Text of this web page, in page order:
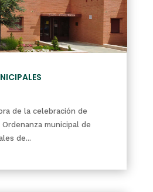
de la celebración de
municipal de
de...